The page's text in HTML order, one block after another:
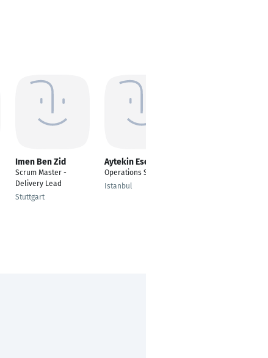
Imen Ben Zid
Scrum Master -
Delivery Lead
Stuttgart
Aytekin Esen
Operations Specialist
Istanbul